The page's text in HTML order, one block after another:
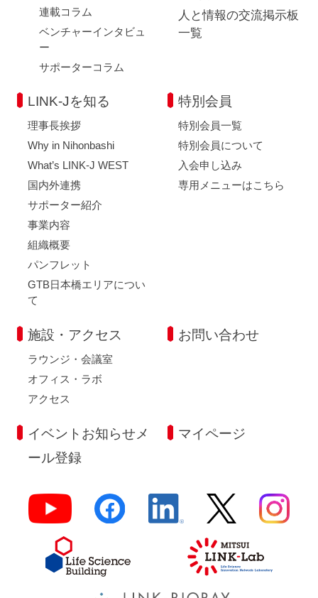
連載コラム
ベンチャーインタビュ
ー
サポーターコラム
人と情報の交流掲示板
一覧
LINK-Jを知る
理事長挨拶
Why in Nihonbashi
What’s LINK-J WEST
国内外連携
サポーター紹介
事業内容
組織概要
パンフレット
GTB日本橋エリアについ
て
特別会員
特別会員一覧
特別会員について
入会申し込み
専用メニューはこちら
施設・アクセス
ラウンジ・会議室
オフィス・ラボ
アクセス
お問い合わせ
イベントお知らせメ
ール登録
マイページ